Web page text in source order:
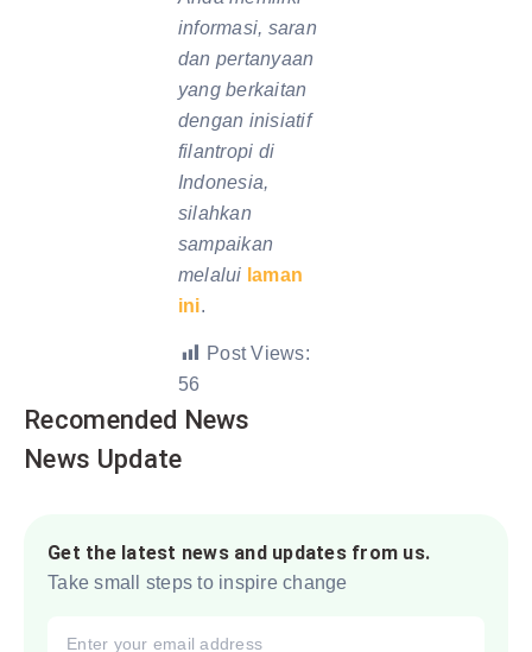
informasi, saran
dan pertanyaan
yang berkaitan
dengan inisiatif
filantropi di
Indonesia,
silahkan
sampaikan
melalui laman
ini.
Post Views:
56
Recomended News
News Update
Get the latest news and updates from us.
Take small steps to inspire change